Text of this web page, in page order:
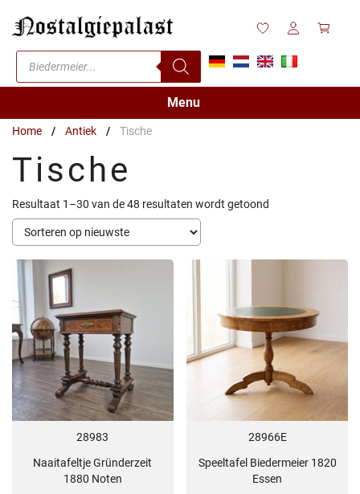
naar
inhoud
Producten
zoeken
Menu
Home / Antiek / Tische
Tische
Resultaat 1–30 van de 48 resultaten wordt getoond
28983
Naaitafeltje Gründerzeit
1880 Noten
28966E
Speeltafel Biedermeier 1820
Essen